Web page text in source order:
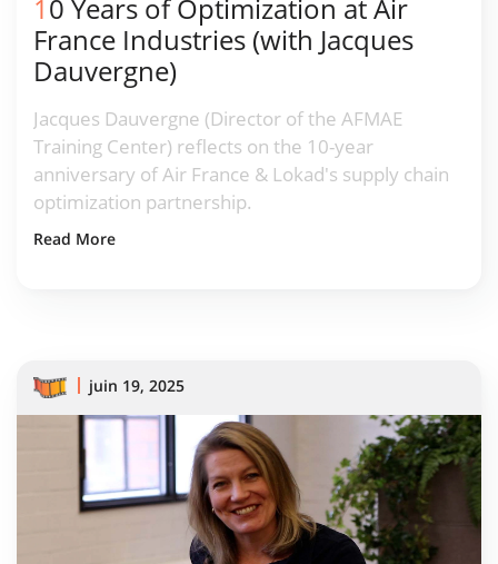
10 Years of Optimization at Air
France Industries (with Jacques
Dauvergne)
Jacques Dauvergne (Director of the AFMAE
Training Center) reflects on the 10-year
anniversary of Air France & Lokad's supply chain
optimization partnership.
Read More
juin 19, 2025